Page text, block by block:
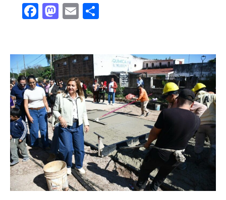
Facebook
Mastodon
Email